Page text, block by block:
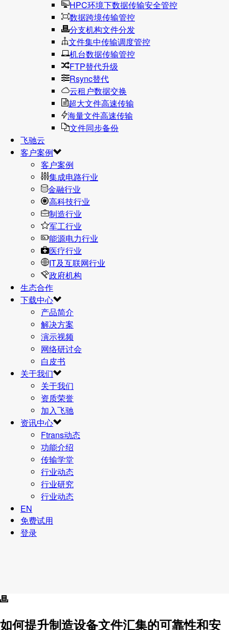
HPC环境下数据传输安全管控
数据跨境传输管控
分支机构文件分发
文件集中传输调度管控
机台数据传输管控
FTP替代升级
Rsync替代
云租户数据交换
超大文件高速传输
海量文件高速传输
文件同步备份
飞驰云
客户案例
客户案例
集成电路行业
金融行业
高科技行业
制造行业
军工行业
能源电力行业
医疗行业
IT及互联网行业
政府机构
生态合作
下载中心
产品简介
解决方案
演示视频
网络研讨会
白皮书
关于我们
关于我们
资质荣誉
加入飞驰
资讯中心
Ftrans动态
功能介绍
传输学堂
行业动态
行业研究
行业动态
EN
免费试用
登录
如何提升制造设备文件汇集的可靠性和安